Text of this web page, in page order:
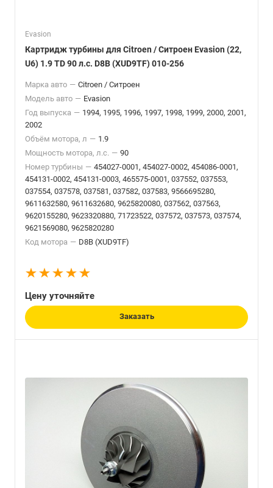
Evasion
Картридж турбины для Citroen / Ситроен Evasion (22,
U6) 1.9 TD 90 л.с. D8B (XUD9TF) 010-256
Марка авто — Citroen / Ситроен
Модель авто — Evasion
Год выпуска — 1994, 1995, 1996, 1997, 1998, 1999, 2000, 2001,
2002
Объём мотора, л — 1.9
Мощность мотора, л.с. — 90
Номер турбины — 454027-0001, 454027-0002, 454086-0001,
454131-0002, 454131-0003, 465575-0001, 037552, 037553,
037554, 037578, 037581, 037582, 037583, 9566695280,
9611632580, 9611632680, 9625820080, 037562, 037563,
9620155280, 9623320880, 71723522, 037572, 037573, 037574,
9621569080, 9625820280
Код мотора — D8B (XUD9TF)
Цену уточняйте
Заказать